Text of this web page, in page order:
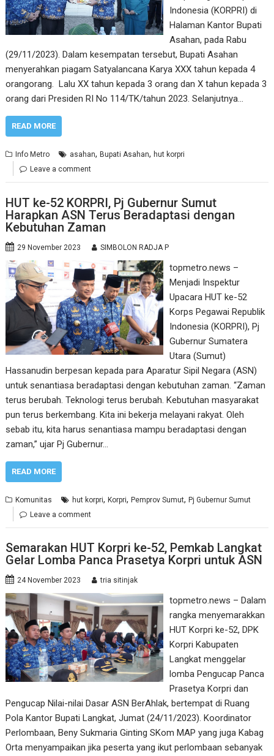
Indonesia (KORPRI) di
Halaman Kantor Bupati
Asahan, pada Rabu
(29/11/2023). Dalam kesempatan tersebut, Bupati Asahan
menyerahkan piagam Satyalancana Karya XXX tahun kepada 4
orangorang. Lalu XX tahun kepada 3 orang dan X tahun kepada 3
orang dari Presiden RI No 114/TK/tahun 2023. Selanjutnya…
READ MORE
Info Metro asahan,Bupati Asahan,hut korpri
Leave a comment
HUT ke-52 KORPRI, Pj Gubernur Sumut
Harapkan ASN Terus Beradaptasi dengan
Kebutuhan Zaman
29 November 2023 SIMBOLON RADJA P
topmetro.news –
Menjadi Inspektur
Upacara HUT ke-52
Korps Pegawai Republik
Indonesia (KORPRI), Pj
Gubernur Sumatera
Utara (Sumut)
Hassanudin berpesan kepada para Aparatur Sipil Negara (ASN)
untuk senantiasa beradaptasi dengan kebutuhan zaman. “Zaman
terus berubah. Teknologi terus berubah. Kebutuhan masyarakat
pun terus berkembang. Kita ini bekerja melayani rakyat. Oleh
sebab itu, kita harus senantiasa mampu beradaptasi dengan
zaman,” ujar Pj Gubernur…
READ MORE
Komunitas hut korpri,Korpri,Pemprov Sumut,Pj Gubernur Sumut
Leave a comment
Semarakan HUT Korpri ke-52, Pemkab Langkat
Gelar Lomba Panca Prasetya Korpri untuk ASN
24 November 2023 tria sitinjak
topmetro.news – Dalam
rangka menyemarakkan
HUT Korpri ke-52, DPK
Korpri Kabupaten
Langkat menggelar
lomba Pengucap Panca
Prasetya Korpri dan
Pengucap Nilai-nilai Dasar ASN BerAhlak, bertempat di Ruang
Pola Kantor Bupati Langkat, Jumat (24/11/2023). Koordinator
Perlombaan, Beny Sukmaria Ginting SKom MAP yang juga Kabag
Orta menyampaikan jika peserta yang ikut perlombaan sebanyak